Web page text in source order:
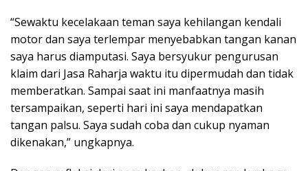
“Sewaktu kecelakaan teman saya kehilangan kendali
motor dan saya terlempar menyebabkan tangan kanan
saya harus diamputasi. Saya bersyukur pengurusan
klaim dari Jasa Raharja waktu itu dipermudah dan tidak
memberatkan. Sampai saat ini manfaatnya masih
tersampaikan, seperti hari ini saya mendapatkan
tangan palsu. Saya sudah coba dan cukup nyaman
dikenakan,” ungkapnya.